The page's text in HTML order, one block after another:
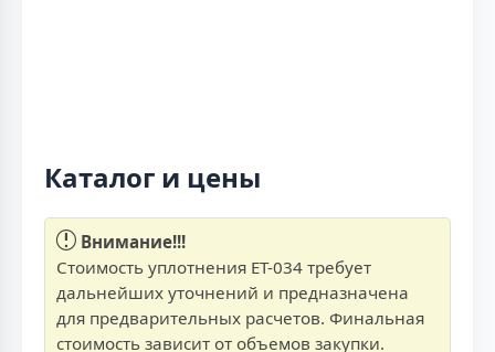
Каталог и цены
Внимание!!!
Стоимость уплотнения ЕТ-034 требует
дальнейших уточнений и предназначена
для предварительных расчетов. Финальная
стоимость зависит от объемов закупки.